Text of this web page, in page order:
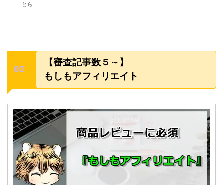
とら
【審査記事数５～】
もしもアフィリエイト